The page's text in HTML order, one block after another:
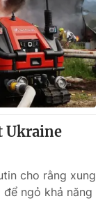
Ukraine
cho rằng xung
để ngỏ khả năng